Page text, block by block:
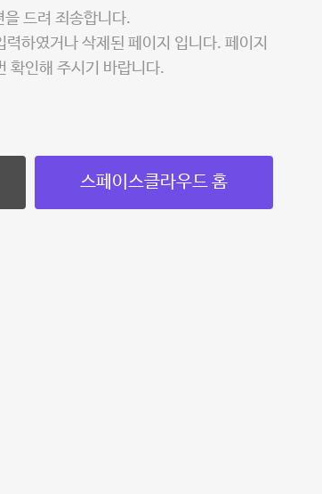
을 드려 죄송합니다.
하였거나 삭제된 페이지 입니다. 페이지
확인해 주시기 바랍니다.
스페이스클라우드 홈